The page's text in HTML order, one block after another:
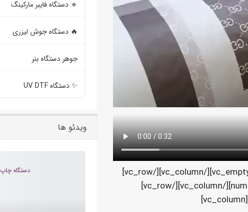
[/vc_column_text][/vc_column][/vc_row][vc_row][vc_column][vc_empty_space][/vc_column][/vc_row]
[vc_row][vc_column][vc_wp_posts title=”شاید علاقه مند باشید” number=”10″][/vc_column][/vc_row]
🔹 دستگاه فایبر مارکینگ
🔥 دستگاه جوش لیزری
جوهر دستگاه بنر
✨ دستگاه UV DTF
ویدئو ها
دستگاه چاپ